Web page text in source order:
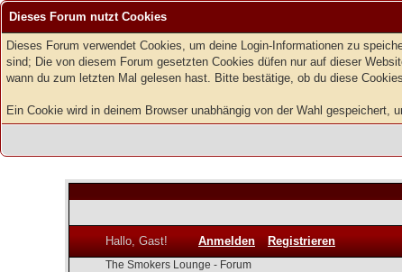
Dieses Forum nutzt Cookies
Dieses Forum verwendet Cookies, um deine Login-Informationen zu
sind; Die von diesem Forum gesetzten Cookies düfen nur auf dieser
wann du zum letzten Mal gelesen hast. Bitte bestätige, ob du diese
Ein Cookie wird in deinem Browser unabhängig von der Wahl
Hallo, Gast! Anmelden Registrieren
The Smokers Lounge - Forum